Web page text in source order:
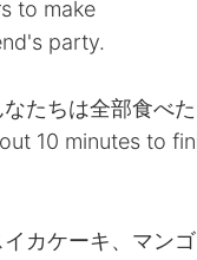
to make
party.
たちは全部食べた
10 minutes to
カケーキ、マン